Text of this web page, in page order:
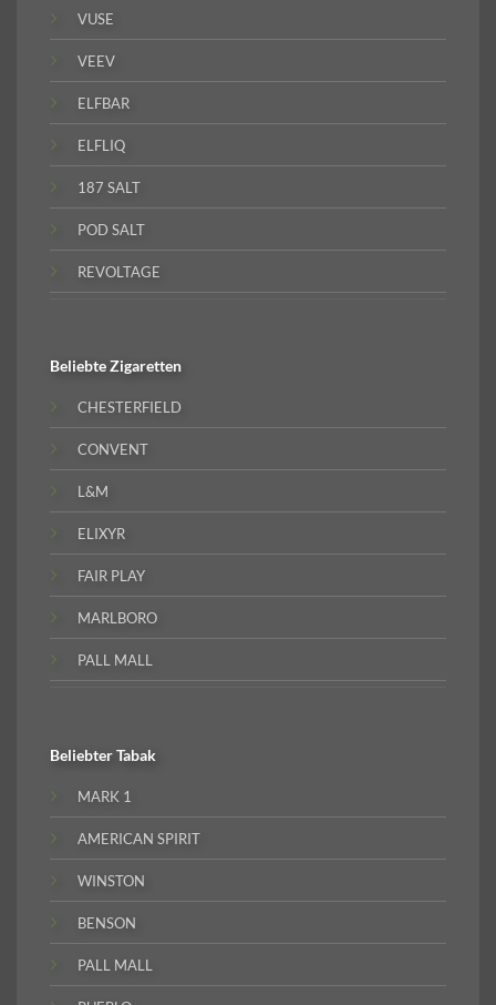
VUSE
VEEV
ELFBAR
ELFLIQ
187 SALT
POD SALT
REVOLTAGE
BeliebteZigaretten
CHESTERFIELD
CONVENT
L&M
ELIXYR
FAIR PLAY
MARLBORO
PALL MALL
BeliebterTabak
MARK 1
AMERICAN SPIRIT
WINSTON
BENSON
PALL MALL